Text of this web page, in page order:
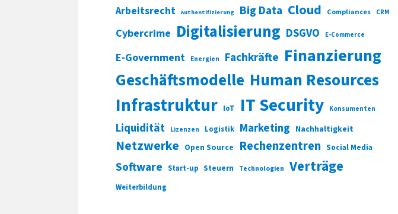
Arbeitsrecht Authentifizierung Big Data Cloud Compliances CRM
Cybercrime Digitalisierung DSGVO E-Commerce
E-Government Energien Fachkräfte Finanzierung
Geschäftsmodelle Human Resources
Infrastruktur IoT IT Security Konsumenten
Liquidität Lizenzen Logistik Marketing Nachhaltigkeit
Netzwerke Open Source Rechenzentren Social Media
Software Start-up Steuern Technologien Verträge
Weiterbildung